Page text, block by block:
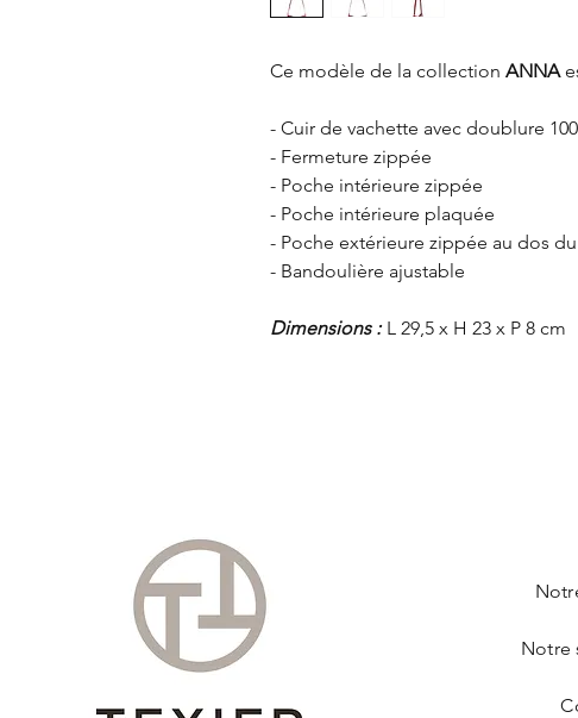
Ce modèle de la collection ANNA
- Cuir de vachette avec doublure
- Fermeture zippée
- Poche intérieure zippée
- Poche intérieure plaquée
- Poche extérieure zippée au dos
- Bandoulière ajustable
Dimensions :L 29,5 x H 23 x P 8 cm
Notre